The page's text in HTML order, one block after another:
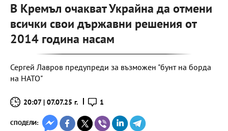
В Кремъл очакват Украйна да отмени
всички свои държавни решения от
2014 година насам
Сергей Лавров предупреди за възможен "бунт на борда
на НАТО"
20:07 | 07.07.25 г. 1
СПОДЕЛИ: